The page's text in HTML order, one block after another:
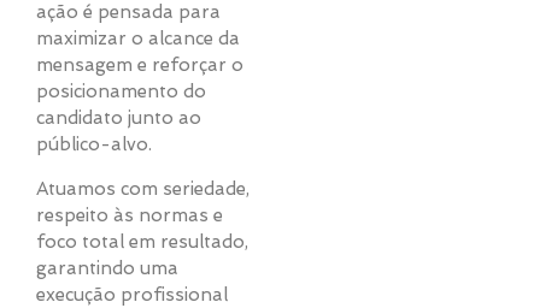
ação é pensada para
maximizar o alcance da
mensagem e reforçar o
posicionamento do
candidato junto ao
público-alvo.
Atuamos com seriedade,
respeito às normas e
foco total em resultado,
garantindo uma
execução profissional